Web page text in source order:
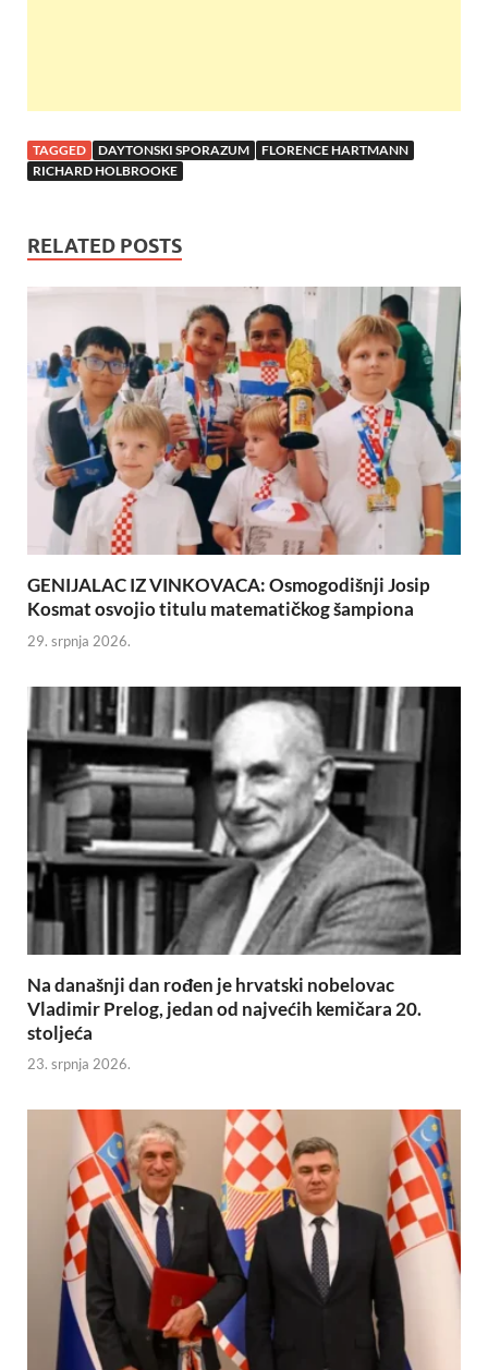
TAGGED DAYTONSKI SPORAZUM
FLORENCE HARTMANN
RICHARD HOLBROOKE
RELATED POSTS
GENIJALAC IZ VINKOVACA: Osmogodišnji Josip
Kosmat osvojio titulu matematičkog šampiona
29. srpnja 2026.
Na današnji dan rođen je hrvatski nobelovac
Vladimir Prelog, jedan od najvećih kemičara 20.
stoljeća
23. srpnja 2026.